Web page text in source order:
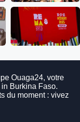
Ouaga24, votre
Burkina Faso.
du moment : vivez